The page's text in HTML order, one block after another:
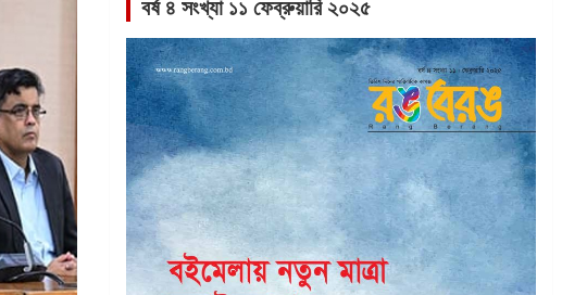
বর্ষ ৪ সংখ্যা ১১ ফেব্রুয়ারি ২০২৫